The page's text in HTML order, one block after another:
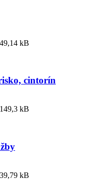
kB
cintorín
kB
kB